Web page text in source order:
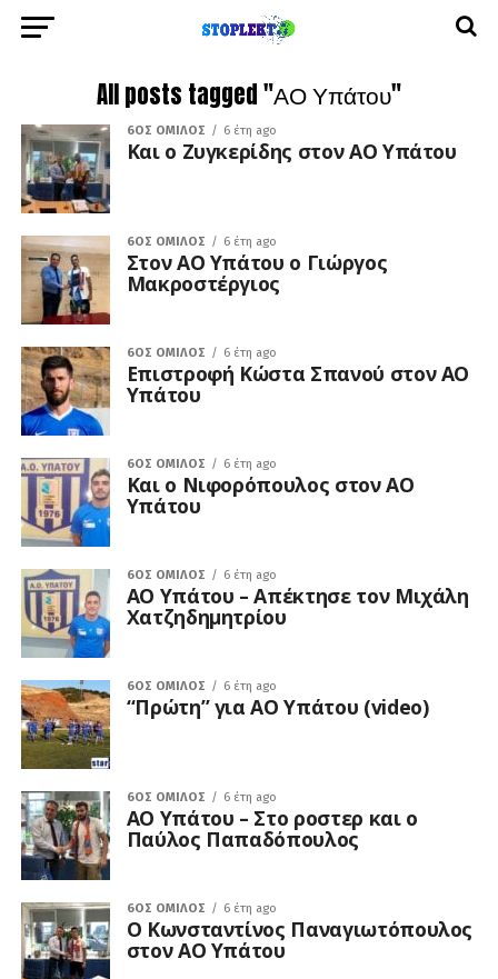
All posts tagged "ΑΟ Υπάτου"
6ΟΣ ΌΜΙΛΟΣ 6 έτη ago
Και ο Ζυγκερίδης στον ΑΟ Υπάτου
6ΟΣ ΌΜΙΛΟΣ 6 έτη ago
Στον ΑΟ Υπάτου ο Γιώργος
Μακροστέργιος
6ΟΣ ΌΜΙΛΟΣ 6 έτη ago
Επιστροφή Κώστα Σπανού στον ΑΟ
Υπάτου
6ΟΣ ΌΜΙΛΟΣ 6 έτη ago
Και ο Νιφορόπουλος στον ΑΟ
Υπάτου
6ΟΣ ΌΜΙΛΟΣ 6 έτη ago
ΑΟ Υπάτου – Απέκτησε τον Μιχάλη
Χατζηδημητρίου
6ΟΣ ΌΜΙΛΟΣ 6 έτη ago
“Πρώτη” για ΑΟ Υπάτου (video)
6ΟΣ ΌΜΙΛΟΣ 6 έτη ago
ΑΟ Υπάτου – Στο ροστερ και ο
Παύλος Παπαδόπουλος
6ΟΣ ΌΜΙΛΟΣ 6 έτη ago
Ο Κωνσταντίνος Παναγιωτόπουλος
στον ΑΟ Υπάτου